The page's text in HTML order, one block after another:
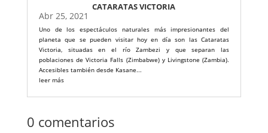
CATARATAS VICTORIA
Abr 25, 2021
Uno de los espectáculos naturales más impresionantes del
planeta que se pueden visitar hoy en día son las Cataratas
Victoria, situadas en el río Zambezi y que separan las
poblaciones de Victoria Falls (Zimbabwe) y Livingstone (Zambia).
Accesibles también desde Kasane...
leer más
0 comentarios